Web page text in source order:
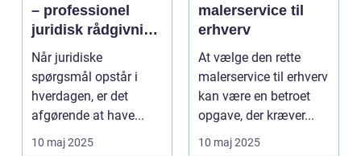
– professionel
juridisk rådgivning
tæt på dig
Når juridiske
spørgsmål opstår i
hverdagen, er det
afgørende at have...
10 maj 2025
malerservice til
erhverv
At vælge den rette
malerservice til erhverv
kan være en betroet
opgave, der kræver...
10 maj 2025